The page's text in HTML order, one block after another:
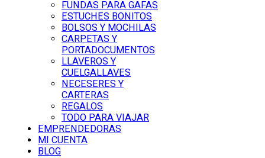
FUNDAS PARA GAFAS
ESTUCHES BONITOS
BOLSOS Y MOCHILAS
CARPETAS Y
PORTADOCUMENTOS
LLAVEROS Y
CUELGALLAVES
NECESERES Y
CARTERAS
REGALOS
TODO PARA VIAJAR
EMPRENDEDORAS
MI CUENTA
BLOG